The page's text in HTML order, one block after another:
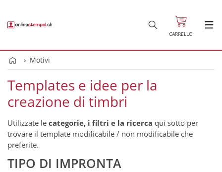
CARRELLO
Motivi
Templates e idee per la
creazione di timbri
Utilizzate le categorie, i filtri e la ricerca qui sotto per
trovare il template modificabile / non modificabile che
preferite.
TIPO DI IMPRONTA